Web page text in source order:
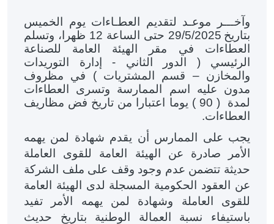
وآخـــر موعـد لتقديم العطـاءات يوم الخميس
بتاريخ
29/5/2025 حتى الساعة 12 ظهرا، وتسلم
العطاءات في مقر الهيئة العامة للصناعة
الرئيسي ( الدور الثاني - إدارة التوريدات
والمخازن – قسم المشتريات ) في مظروف
مدون عليه اسم الممارسة وتسرى العطاءات
لمدة ( 90 ) يوما اعتبارا من تاريخ فض مظاريف
العطاءات.
يجب على الممارس أن يقدم شهادة لمن يهمه
الأمر صادرة عن الهيئة العامة للقوى العاملة
حديثة تتضمن عدم وجود وقف على ملف الشركة
عن العقود الحكومية المسجلة لدى الهيئة العامة
للقوى العاملة وشهادة لمن يهمه الأمر تفيد
باستيفاء نسبة العمالة الوطنية بتاريخ حديث